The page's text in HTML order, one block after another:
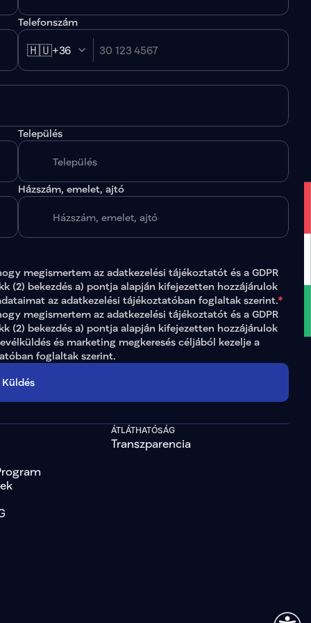
Telefonszám
🇭🇺+36
Település
Házszám, emelet, ajtó
megismertem az adatkezelési tájékoztatót és a GDPR
(2) bekezdés a) pontja alapján kifejezetten hozzájárulok
az adatkezelési tájékoztatóban foglaltak szerint.*
megismertem az adatkezelési tájékoztatót és a GDPR
(2) bekezdés a) pontja alapján kifejezetten hozzájárulok
és marketing megkeresés céljából kezelje a
foglaltak szerint.
Küldés
ÁTLÁTHATÓSÁG
Transzparencia